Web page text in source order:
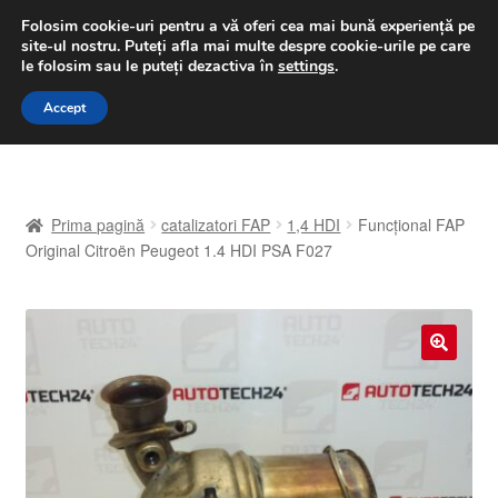
LIVRARE de la 33 lei
luni-vineri 9 a.m. - 4 p.m.031 229 6816
Sari
Sari
A lua legatura
Despre noi
Finalizare comandă
Prima pagină catalizatori FAP 1,4 HDI
Funcțional FAP
Original Citroën Peugeot 1.4 HDI PSA F027
Folosim cookie-uri pentru a vă oferi cea mai bună experiență pe
site-ul nostru. Puteți afla mai multe despre cookie-urile pe care
le folosim sau le puteți dezactiva în settings.
Accept